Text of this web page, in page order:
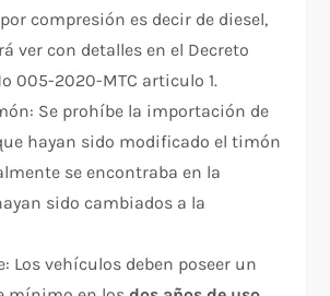
compresión es decir de diesel,
ver con detalles en el Decreto
005-2020-MTC articulo 1.
Se prohíbe la importación de
hayan sido modificado el timón
se encontraba en la
sido cambiados a la
Los vehículos deben poseer un